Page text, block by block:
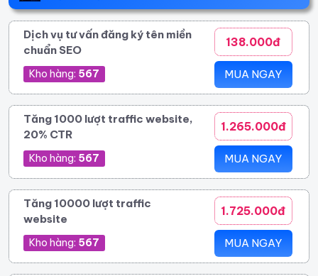
Dịch vụ tư vấn đăng ký tên miền
chuẩn SEO
Kho hàng: 567
138.000đ
MUA NGAY
Tăng 1000 lượt traffic website,
20% CTR
Kho hàng: 567
1.265.000đ
MUA NGAY
Tăng 10000 lượt traffic
website
Kho hàng: 567
1.725.000đ
MUA NGAY